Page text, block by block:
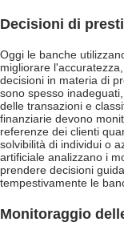
Decisioni di
Oggi le banche
migliorare
decisioni in materia di
sono spesso
delle transazioni e
finanziarie devono
referenze dei clienti
solvibilità di individui o
artificiale analizzano i
prendere decisioni
tempestivamente le
Monitoraggio